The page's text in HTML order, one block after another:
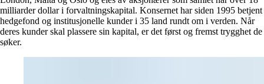
milliarder dollar i forvaltningskapital. Konsernet har siden 1995 betjent
hedgefond og institusjonelle kunder i 35 land rundt om i verden. Når
deres kunder skal plassere sin kapital, er det først og fremst trygghet de
søker.